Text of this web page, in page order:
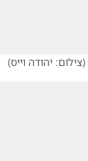
(צילום: יהודה וייס)